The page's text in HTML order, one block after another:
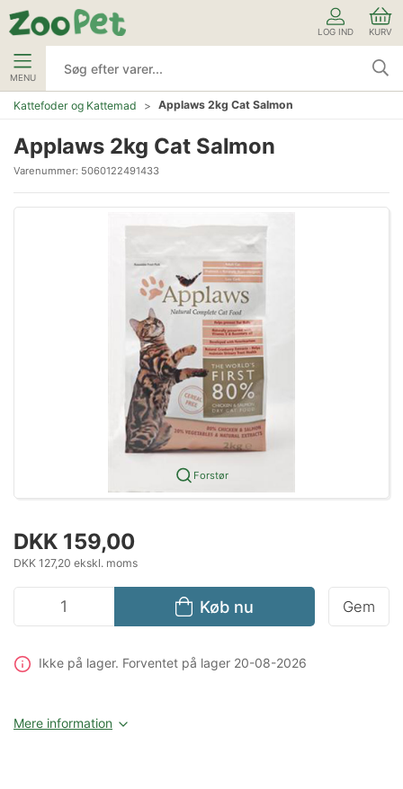
LOG IND KURV
MENU
Kattefoder og Kattemad Applaws 2kg Cat Salmon
Applaws 2kg Cat Salmon
Varenummer: 5060122491433
Forstør
DKK 159,00
DKK 127,20 ekskl. moms
Køb nu Gem
Ikke på lager. Forventet på lager 20-08-2026
Mere information